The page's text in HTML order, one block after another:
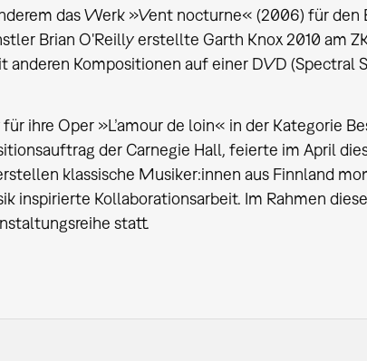
das Werk »Vent nocturne« (2006) für den
Brian O'Reilly erstellte Garth Knox 2010 am
anderen Kompositionen auf einer DVD (Spectral
ihre Oper »L’amour de loin« in der Kategorie
der Carnegie Hall, feierte im April
klassische Musiker:innen aus Finnland
inspirierte Kollaborationsarbeit. Im Rahmen
statt.